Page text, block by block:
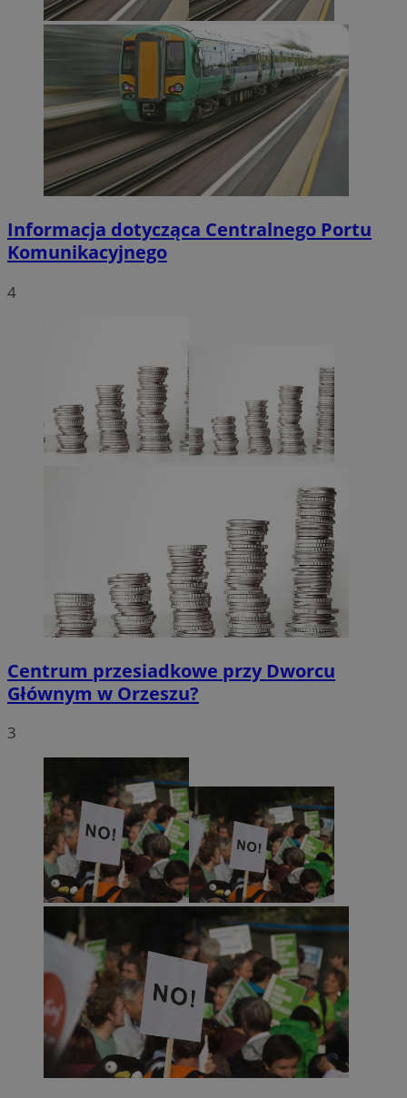
Informacja dotycząca Centralnego Portu
Komunikacyjnego
4
Centrum przesiadkowe przy Dworcu
Głównym w Orzeszu?
3